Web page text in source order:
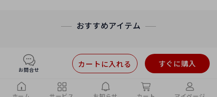
おすすめアイテム
お問合せ
すぐに購入
カートに入れる